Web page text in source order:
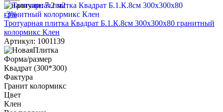
В наличии: 7.2 м2
-3%
Тротуарная плитка Квадрат Б.1.К.8см 300х300х80 гранитный
колормикс Клен
Артикул: 1001139
Форма/размер
Квадрат (300*300)
Фактура
Гранит колормикс
Цвет
Клен